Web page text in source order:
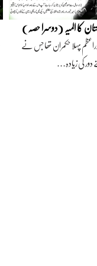
کا المیہ (دوسرا حصہ)
پہلا حکمران تھا جس نے
کی زیادہ…